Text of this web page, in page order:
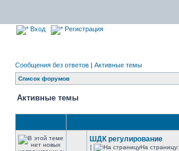
Вход Регистрация
Сообщения без ответов | Активные темы
Список форумов
Активные темы
ШДК регулирование
[ На страницу: